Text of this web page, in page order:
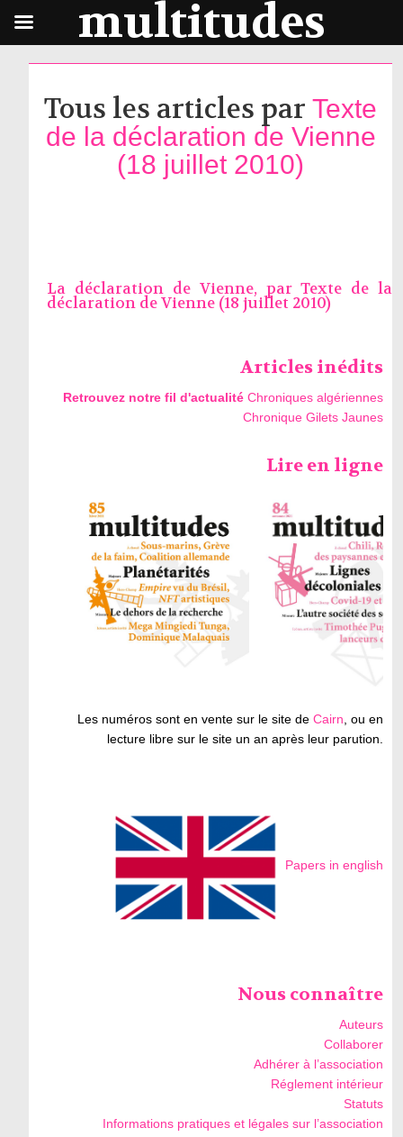
Tous les articles parTexte
de la déclaration de Vienne
(18 juillet 2010)
La déclaration de Vienne, parTexte de la
déclaration de Vienne (18 juillet 2010)
Articles inédits
Retrouvez notre fil d'actualité Chroniques algériennes
Chronique Gilets Jaunes
Lire en ligne
Les numéros sont en vente sur le site deCairn, ou en
lecture libre sur le site un an après leur parution.
Papers in english
Nous connaître
Auteurs
Collaborer
Adhérer à l’association
Réglement intérieur
Statuts
Informations pratiques et légales sur l’association
multitudes